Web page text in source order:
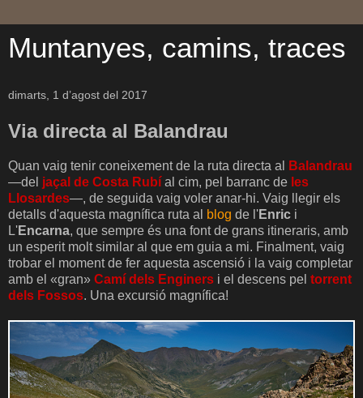
Muntanyes, camins, traces
dimarts, 1 d’agost del 2017
Via directa al Balandrau
Quan vaig tenir coneixement de la ruta directa al
Balandrau
—del jaçal de Costa Rubí al cim, pel barranc de les
Llosardes—, de seguida vaig voler anar-hi. Vaig llegir els
detalls d'aquesta magnífica ruta al
blog de l'Enric i
L'Encarna, que sempre és una font de grans itineraris, amb
un esperit molt similar al que em guia a mi. Finalment, vaig
trobar el moment de fer aquesta ascensió i la vaig completar
amb el «gran» Camí dels Enginers i el descens pel torrent
dels Fossos. Una excursió magnífica!